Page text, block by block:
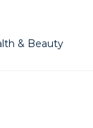
& Beauty